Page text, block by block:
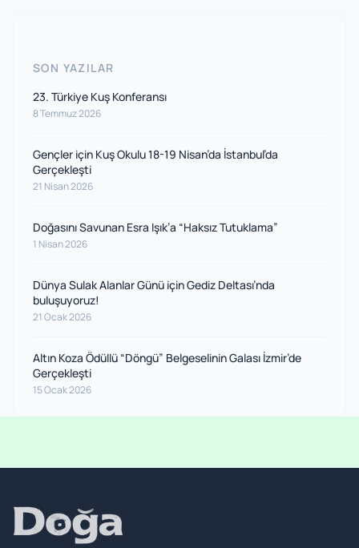
SON YAZILAR
23. Türkiye Kuş Konferansı
8 Temmuz 2026
Gençler için Kuş Okulu 18-19 Nisan’da İstanbul’da
Gerçekleşti
21 Nisan 2026
Doğasını Savunan Esra Işık’a “Haksız Tutuklama”
1 Nisan 2026
Dünya Sulak Alanlar Günü için Gediz Deltası’nda
buluşuyoruz!
21 Ocak 2026
Altın Koza Ödüllü “Döngü” Belgeselinin Galası İzmir’de
Gerçekleşti
15 Ocak 2026